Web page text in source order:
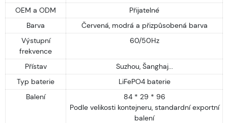
OEM a ODM
Přijatelné
Barva
Červená, modrá a přizpůsobená barva
Výstupní
frekvence
60/50Hz
Přístav
Suzhou, Šanghaj...
Typ baterie
LiFePO4 baterie
Balení
84 * 29 * 96
Podle velikosti kontejneru, standardní exportní
balení